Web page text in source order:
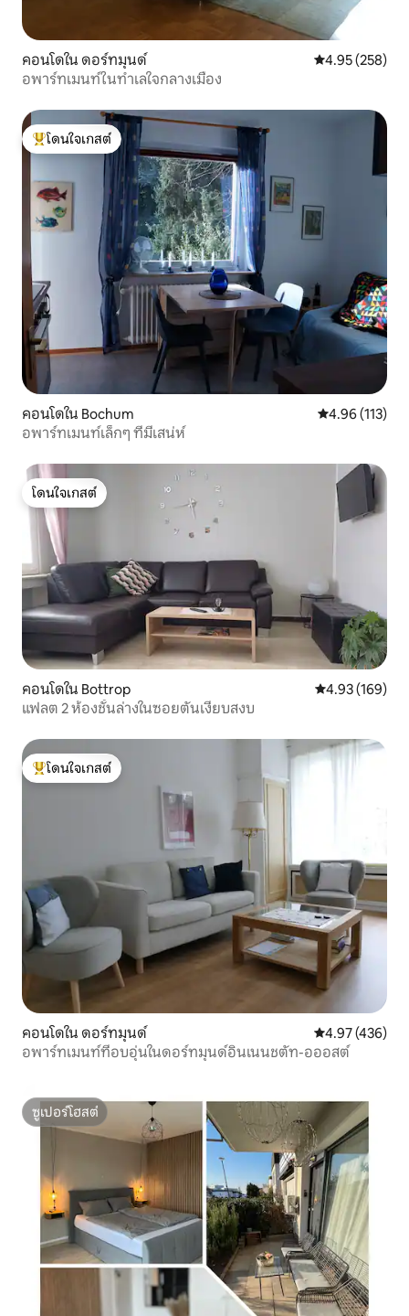
คอนโดใน ดอร์ทมุนด์ คะแนนเฉลี่ย
4.95 (258)
อพาร์ทเมนท์ในทำเลใจกลางเมือง
โดนใจเกสต์ที่สุด
โดนใจเกสต์
คอนโดใน Bochum คะแนนเฉลี่ย
4.96 (113)
อพาร์ทเมนท์เล็กๆ ที่มีเสน่ห์
โดนใจเกสต์
โดนใจเกสต์
คอนโดใน Bottrop คะแนนเฉลี่ย
4.93 (169)
แฟลต 2 ห้องชั้นล่างในซอยตันเงียบสงบ
โดนใจเกสต์ที่สุด
โดนใจเกสต์
คอนโดใน ดอร์ทมุนด์ คะแนนเฉลี่ย
4.97 (436)
อพาร์ทเมนท์ที่อบอุ่นในดอร์ทมุนด์อินเนนชตัท-อออสต์
ซูเปอร์โฮสต์
ซูเปอร์โฮสต์